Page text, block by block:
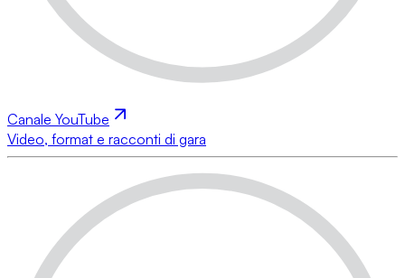
Canale YouTube
Video, format e racconti di gara